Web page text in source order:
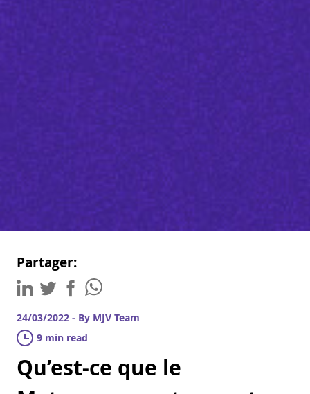
Partager:
24/03/2022 - By MJV Team
9 min read
Qu’est-ce que le